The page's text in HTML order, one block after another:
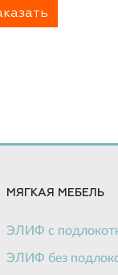
МЯГКАЯ МЕБЕЛЬ
ЭЛИФ с
ЭЛИФ без